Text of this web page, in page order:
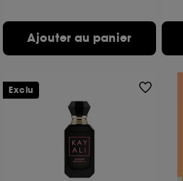
Ajouter au panier
Exclu